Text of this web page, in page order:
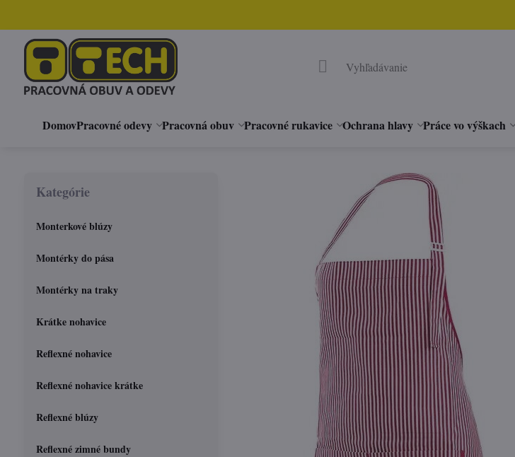
DomovPracovné odevy Pracovná obuv Pracovné rukavice Ochrana hlavy Práce vo výškach
Kategórie
Monterkové blúzy
Montérky do pása
Montérky na traky
Krátke nohavice
Reflexné nohavice
Reflexné nohavice krátke
Reflexné blúzy
Reflexné zimné bundy